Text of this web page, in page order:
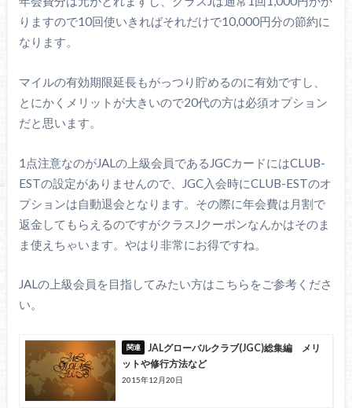
りますので10回使いきればそれだけで10,000円分の節約に
なります。
マイルの有効期限延長もがっつり貯めるのに有効ですし、
とにかくメリットが大きいので20代の方は必須オプション
だと思います。
1点注意なのがJALの上級会員であるJGCカードにはCLUB-
ESTの設定がありませんので、JGC入会時にCLUB-ESTのオ
プションは自動退会となります。その際に年会費は月割で
返金してもらえるのですがクラスJクーポンなんかはそのま
ま使えちゃいます。やはり非常にお得ですね。
JALの上級会員を目指してみたい方はこちらをご参考くださ
い。
JALグローバルクラブ(JGC)総集編 メリ
ットや修行方法など
2015年12月20日